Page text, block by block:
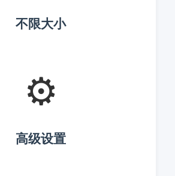
不限大小
⚙️
高级设置